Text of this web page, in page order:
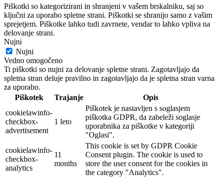
Piškotki so kategorizirani in shranjeni v vašem brskalniku, saj so
ključni za uporabo spletne strani. Piškotki se shranijo samo z vašim
sprejetjem. Piškotke lahko tudi zavrnete, vendar to lahko vpliva na
delovanje strani.
Nujni
Nujni
Vedno omogočeno
Ti piškotki so nujni za delovanje spletne strani. Zagotavljajo da
spletna stran deluje pravilno in zagotavljajo da je spletna stran varna
za uporabo.
Piškotek
Trajanje
Opis
cookielawinfo-
checkbox-
advertisement
1 leto
Piškotek je nastavljen s soglasjem
piškotka GDPR, da zabeleži soglasje
uporabnika za piškotke v kategoriji
"Oglasi".
cookielawinfo-
checkbox-
analytics
11
months
This cookie is set by GDPR Cookie
Consent plugin. The cookie is used to
store the user consent for the cookies in
the category "Analytics".